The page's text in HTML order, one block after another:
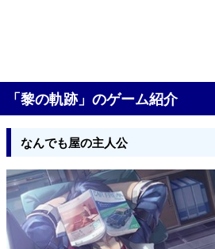
「黎の軌跡」のゲーム紹介
なんでも屋の主人公